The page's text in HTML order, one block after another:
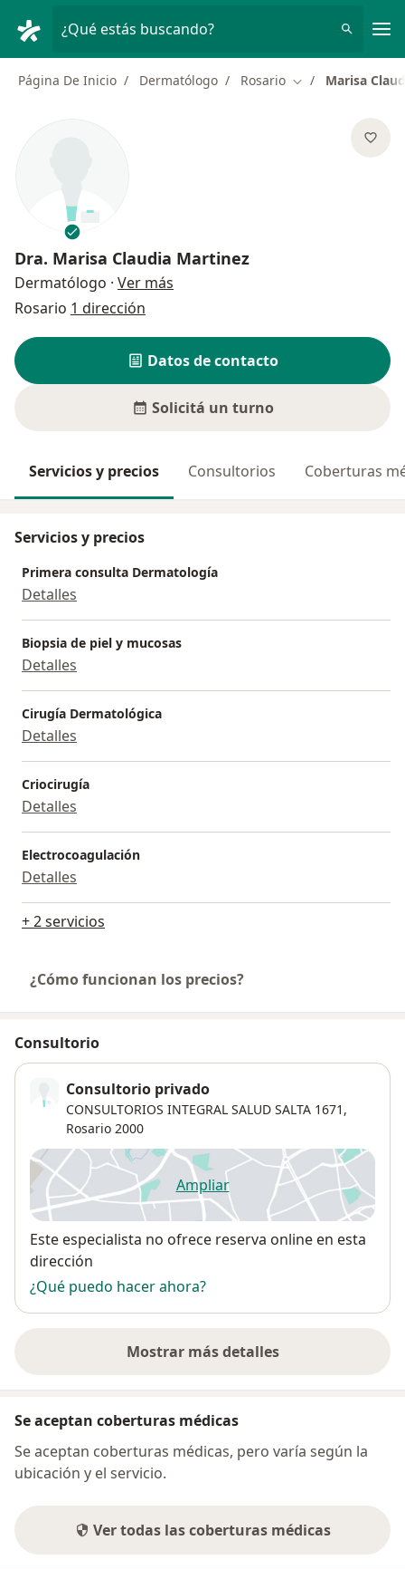
¿Qué estás buscando?
Página De Inicio Dermatólogo Rosario Cambiar de
Marisa
Dra. Marisa Claudia Martinez
Dermatólogo · Ver más
Rosario 1 dirección
Datos de contacto
Solicitá un turno
Servicios y precios Consultorios Coberturas
Servicios y precios
Primera consulta Dermatología
Detalles
Biopsia de piel y mucosas
Detalles
Cirugía Dermatológica
Detalles
Criocirugía
Detalles
Electrocoagulación
Detalles
+ 2 servicios
¿Cómo funcionan los precios?
Consultorio
Consultorio privado
CONSULTORIOS INTEGRAL SALUD SALTA 1671,
Rosario 2000
Ampliarse abre en una nueva
Disponibilidad
Este especialista no ofrece reserva online en esta
dirección
¿Qué puedo hacer ahora?
Mostrar más detalles
sobre la dirección
Se aceptan coberturas médicas
Se aceptan coberturas médicas, pero varía según la
ubicación y el servicio.
Ver todas las coberturas médicas